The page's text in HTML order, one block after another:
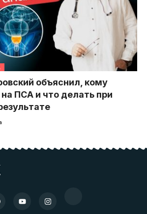
объяснил, кому
ПСА и что делать при